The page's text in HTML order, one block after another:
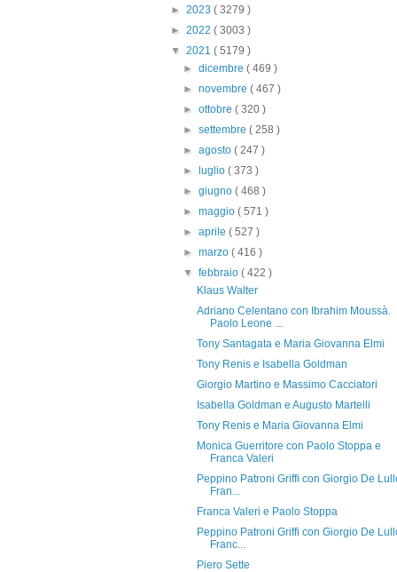
► 2023 ( 3279 )
► 2022 ( 3003 )
▼ 2021 ( 5179 )
►dicembre( 469 )
►novembre( 467 )
►ottobre( 320 )
►settembre( 258 )
►agosto( 247 )
►
luglio( 373 )
►giugno( 468 )
►maggio( 571 )
►aprile( 527 )
►marzo( 416 )
▼febbraio( 422 )
Klaus Walter
Adriano Celentano con Ibrahim Moussà.
Paolo Leone ...
Tony Santagata e Maria Giovanna Elmi
Tony Renis e Isabella Goldman
Giorgio Martino e Massimo Cacciatori
Isabella Goldman e Augusto Martelli
Tony Renis e Maria Giovanna Elmi
Monica Guerritore con Paolo Stoppa e
Franca Valeri
Peppino Patroni Griffi con Giorgio De
Fran...
Franca Valeri e Paolo Stoppa
Peppino Patroni Griffi con Giorgio De
Franc...
Piero Sette